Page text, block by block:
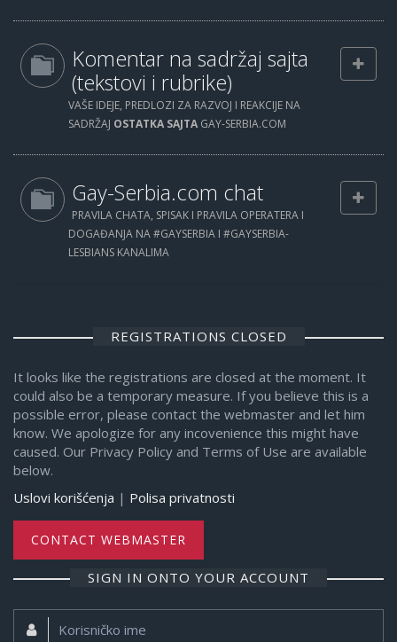
Komentar na sadržaj sajta
(tekstovi i rubrike)
VAŠE IDEJE, PREDLOZI ZA RAZVOJ I REAKCIJE NA
SADRŽAJ OSTATKA SAJTA GAY-SERBIA.COM
Gay-Serbia.com chat
PRAVILA CHATA, SPISAK I PRAVILA OPERATERA I
DOGAĐANJA NA #GAYSERBIA I #GAYSERBIA-
LESBIANS KANALIMA
REGISTRATIONS CLOSED
It looks like the registrations are closed at the moment. It
could also be a temporary measure. If you believe this is a
possible error, please contact the webmaster and let him
know. We apologize for any incovenience this might have
caused. Our Privacy Policy and Terms of Use are available
below.
Uslovi korišćenja | Polisa privatnosti
CONTACT WEBMASTER
SIGN IN ONTO YOUR ACCOUNT
Korisničko